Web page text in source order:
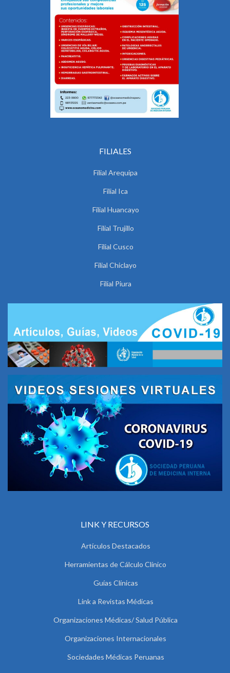
FILIALES
Filial Arequipa
Filial Ica
Filial Huancayo
Filial Trujillo
Filial Cusco
Filial Chiclayo
Filial Piura
LINK Y RECURSOS
Artículos Destacados
Herramientas de Cálculo Clínico
Guías Clínicas
Link a Revistas Médicas
Organizaciones Médicas/ Salud Pública
Organizaciones Internacionales
Sociedades Médicas Peruanas